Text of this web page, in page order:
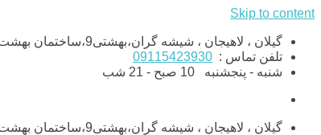
Skip to content
گیلان ، لاهیجان ، شیشه گران،بهشتی9،ساختمان بهشت،طبقه ششم،واحد11
تلفن تماس : 09115423930
شنبه - پنجشنبه
گیلان ، لاهیجان ، شیشه گران،بهشتی9،ساختمان بهشت،طبقه ششم،واحد11